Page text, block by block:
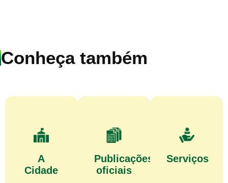
Conheça também
A
Cidade
Publicações
oficiais
Serviços